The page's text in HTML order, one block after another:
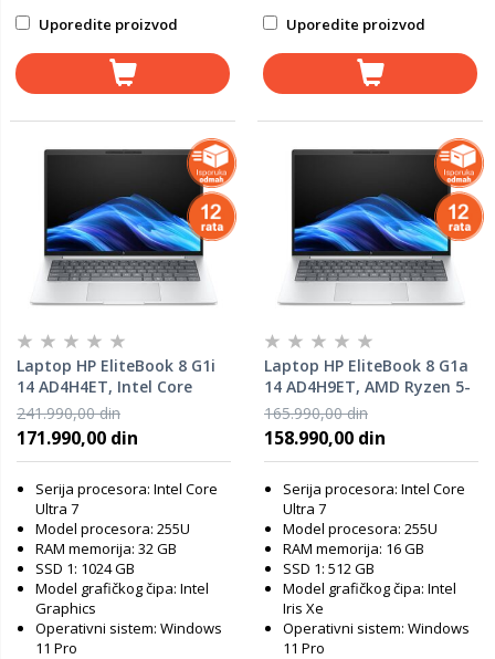
Uporedite proizvod Uporedite proizvod
Laptop HP EliteBook 8 G1i
14 AD4H4ET, Intel Core
Ultra 7-255U, 32GB RAM,
1TB SSD, Windows 11 Pro
241.990,00 din
171.990,00 din
Serija procesora: Intel Core
Ultra 7
Model procesora: 255U
RAM memorija: 32 GB
SSD 1: 1024 GB
Model grafičkog čipa: Intel
Graphics
Operativni sistem: Windows
11 Pro
Laptop HP EliteBook 8 G1a
14 AD4H9ET, AMD Ryzen 5-
230, 16GB RAM, 512GB SSD,
Windows 11 Pro
165.990,00 din
158.990,00 din
Serija procesora: Intel Core
Ultra 7
Model procesora: 255U
RAM memorija: 16 GB
SSD 1: 512 GB
Model grafičkog čipa: Intel
Iris Xe
Operativni sistem: Windows
11 Pro